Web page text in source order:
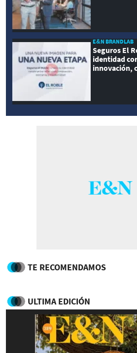
E&N BRANDLAB
Seguros El
identidad
innovación,
TE RECOMENDAMOS
ULTIMA EDICIÓN